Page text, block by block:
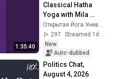
1:35:40
Classical Hatha
Yoga with Mila
Kasumova
Открытая Йога Универсальный Канал
297
Streamed 1d ago
New
Auto-dubbed
Politics Chat,
August 4, 2026